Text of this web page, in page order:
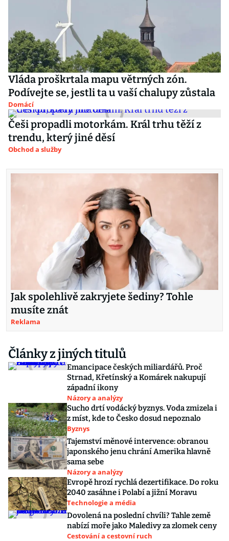
Vláda proškrtala mapu větrných zón.
Podívejte se, jestli ta u vaší chalupy zůstala
Domácí
Češi propadli motorkám. Král trhu těží z
trendu, který jiné děsí
Obchod a služby
Jak spolehlivě zakryjete šediny? Tohle
musíte znát
Reklama
Články z jiných titulů
Emancipace českých miliardářů. Proč
Strnad, Křetínský a Komárek nakupují
západní ikony
Názory a analýzy
Sucho drtí vodácký byznys. Voda zmizela i
z míst, kde to Česko dosud nepoznalo
Byznys
Tajemství měnové intervence: obranou
japonského jenu chrání Amerika hlavně
sama sebe
Názory a analýzy
Evropě hrozí rychlá dezertifikace. Do roku
2040 zasáhne i Polabí a jižní Moravu
Technologie a média
Dovolená na poslední chvíli? Tahle země
nabízí moře jako Maledivy za zlomek ceny
Cestování a cestovní ruch